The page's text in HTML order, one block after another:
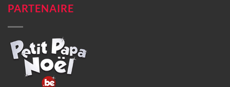
PARTENAIRE